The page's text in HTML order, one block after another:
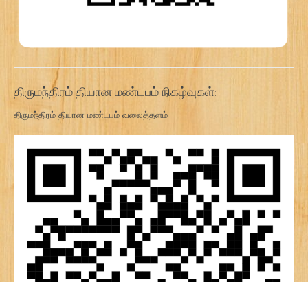
திருமந்திரம் தியான மண்டபம் நிகழ்வுகள்:
திருமந்திரம் தியான மண்டபம் வலைத்தளம்